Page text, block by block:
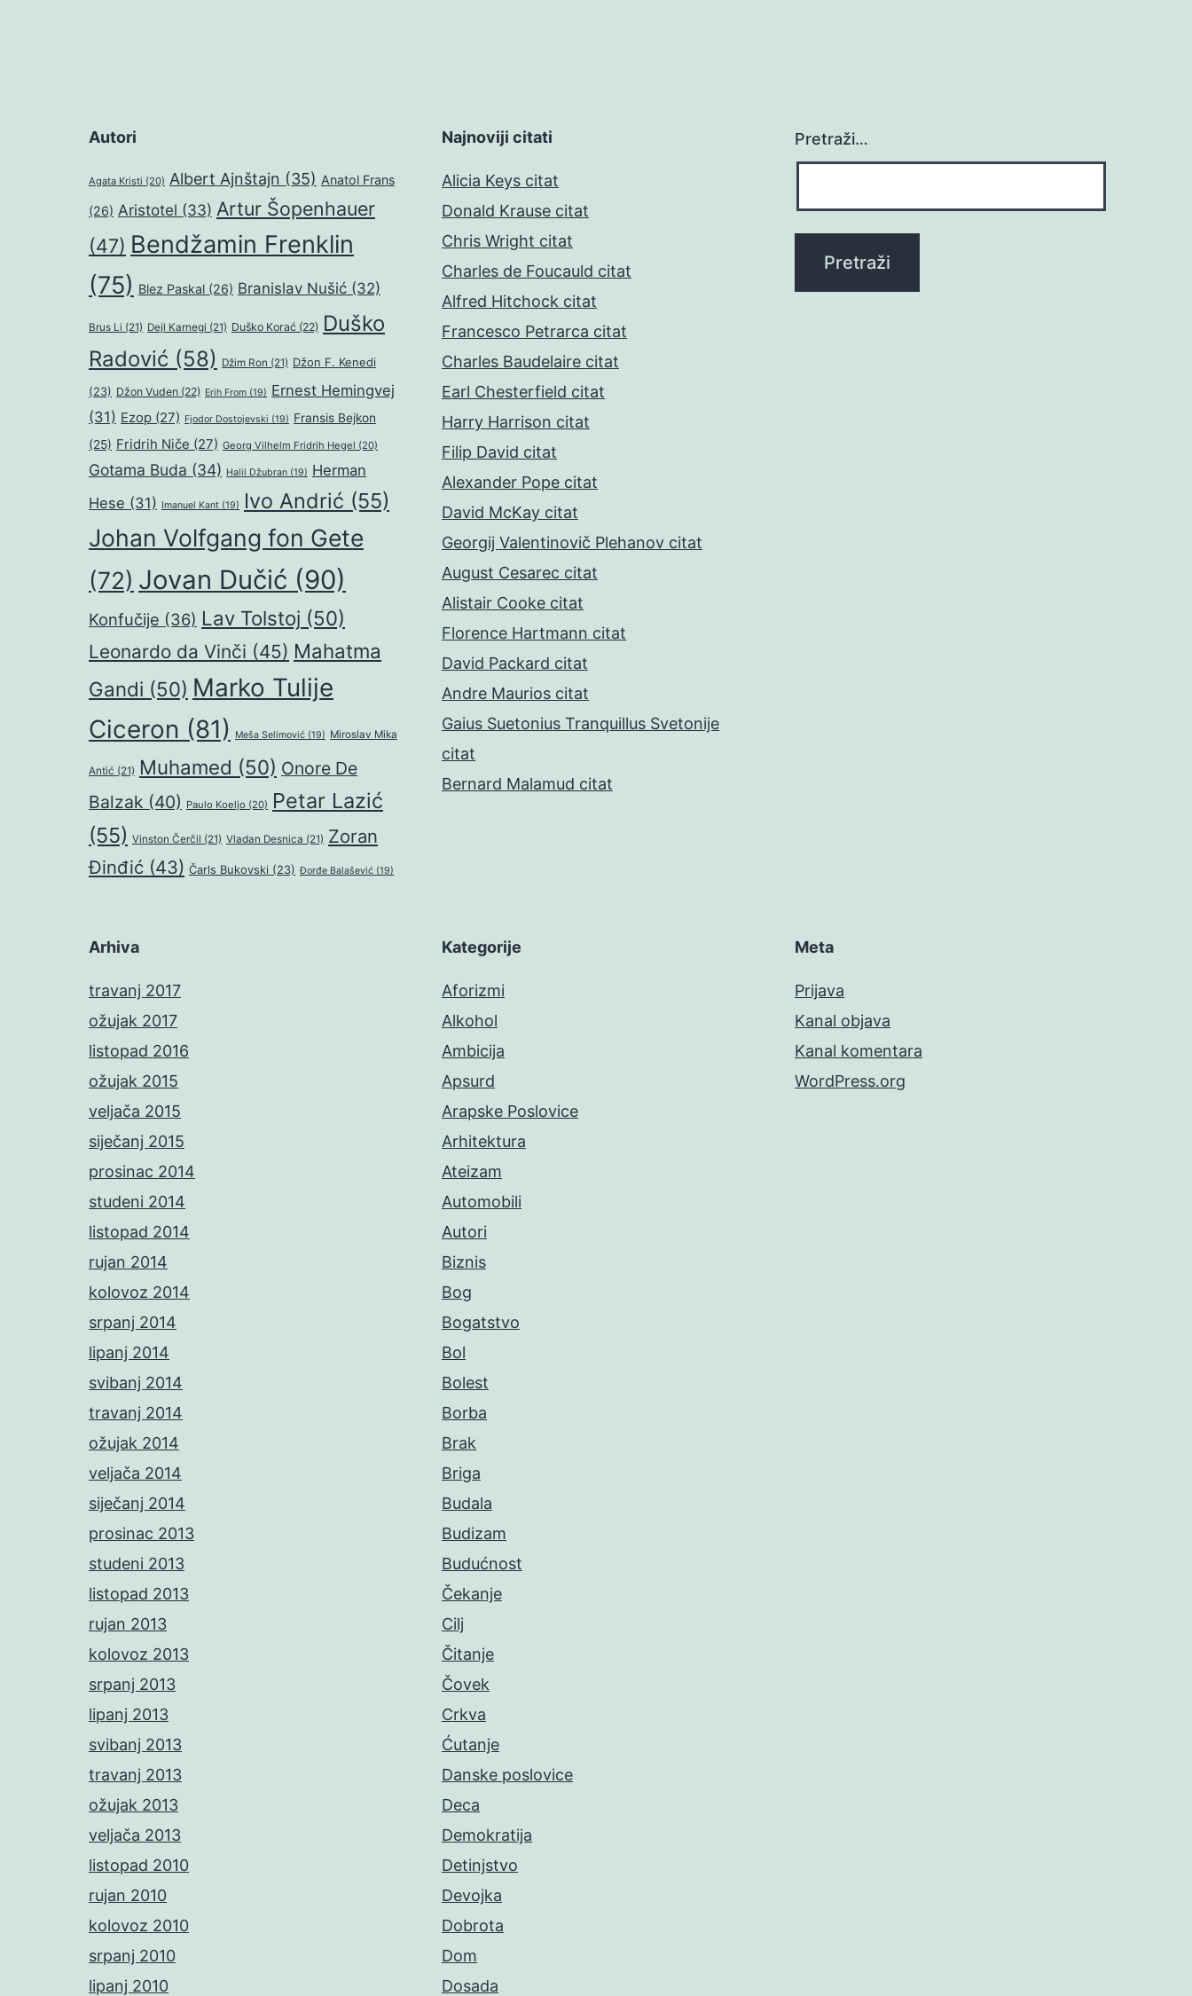
Autori
Agata Kristi (20) Albert Ajnštajn (35) Anatol Frans
(26) Aristotel (33) Artur Šopenhauer
(47) Bendžamin Frenklin
(75) Blez Paskal (26) Branislav Nušić (32)
Brus Li (21) Dejl Karnegi (21) Duško Korać (22) Duško
Radović (58) Džim Ron (21) Džon F. Kenedi
(23) Džon Vuden (22) Erih From (19) Ernest Hemingvej
(31) Ezop (27) Fjodor Dostojevski (19) Fransis Bejkon
(25) Fridrih Niče (27) Georg Vilhelm Fridrih Hegel (20)
Gotama Buda (34) Halil Džubran (19) Herman
Hese (31) Imanuel Kant (19) Ivo Andrić (55)
Johan Volfgang fon Gete
(72) Jovan Dučić (90)
Konfučije (36) Lav Tolstoj (50)
Leonardo da Vinči (45) Mahatma
Gandi (50) Marko Tulije
Ciceron (81) Meša Selimović (19) Miroslav Mika
Antić (21) Muhamed (50) Onore De
Balzak (40) Paulo Koeljo (20) Petar Lazić
(55) Vinston Čerčil (21) Vladan Desnica (21) Zoran
Đinđić (43) Čarls Bukovski (23) Đorđe Balašević (19)
Najnoviji citati
Alicia Keys citat
Donald Krause citat
Chris Wright citat
Charles de Foucauld citat
Alfred Hitchock citat
Francesco Petrarca citat
Charles Baudelaire citat
Earl Chesterfield citat
Harry Harrison citat
Filip David citat
Alexander Pope citat
David McKay citat
Georgij Valentinovič Plehanov citat
August Cesarec citat
Alistair Cooke citat
Florence Hartmann citat
David Packard citat
Andre Maurios citat
Gaius Suetonius Tranquillus Svetonije
citat
Bernard Malamud citat
Pretraži…
Arhiva
travanj 2017
ožujak 2017
listopad 2016
ožujak 2015
veljača 2015
siječanj 2015
prosinac 2014
studeni 2014
listopad 2014
rujan 2014
kolovoz 2014
srpanj 2014
lipanj 2014
svibanj 2014
travanj 2014
ožujak 2014
veljača 2014
siječanj 2014
prosinac 2013
studeni 2013
listopad 2013
rujan 2013
kolovoz 2013
srpanj 2013
lipanj 2013
svibanj 2013
travanj 2013
ožujak 2013
veljača 2013
listopad 2010
rujan 2010
kolovoz 2010
srpanj 2010
lipanj 2010
Kategorije
Aforizmi
Alkohol
Ambicija
Apsurd
Arapske Poslovice
Arhitektura
Ateizam
Automobili
Autori
Biznis
Bog
Bogatstvo
Bol
Bolest
Borba
Brak
Briga
Budala
Budizam
Budućnost
Čekanje
Cilj
Čitanje
Čovek
Crkva
Ćutanje
Danske poslovice
Deca
Demokratija
Detinjstvo
Devojka
Dobrota
Dom
Dosada
Meta
Prijava
Kanal objava
Kanal komentara
WordPress.org